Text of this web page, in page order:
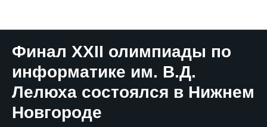
Финал XXII олимпиады по
информатике им. В.Д.
Лелюха состоялся в Нижнем
Новгороде